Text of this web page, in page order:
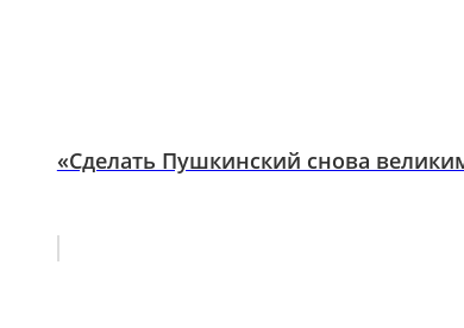
«Сделать Пушкинский снова